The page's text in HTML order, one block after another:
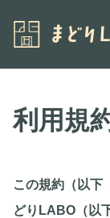
利用規
この規約（以下
どりLABO（以